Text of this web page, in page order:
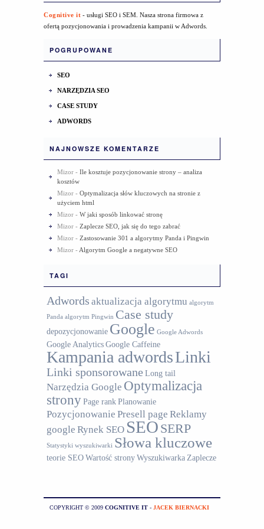
Cognitive it - usługi SEO i SEM. Nasza strona firmowa z
ofertą pozycjonowania i prowadzenia kampanii w Adwords.
POGRUPOWANE
SEO
NARZĘDZIA SEO
CASE STUDY
ADWORDS
NAJNOWSZE KOMENTARZE
Mizor - Ile kosztuje pozycjonowanie strony – analiza
kosztów
Mizor - Optymalizacja słów kluczowych na stronie z
użyciem html
Mizor - W jaki sposób linkować stronę
Mizor - Zaplecze SEO, jak się do tego zabrać
Mizor - Zastosowanie 301 a algorytmy Panda i Pingwin
Mizor - Algorytm Google a negatywne SEO
TAGI
Adwords aktualizacja algorytmu algorytm
Panda algorytm Pingwin Case study
depozycjonowanie Google Google Adwords
Google AnalyticsGoogle Caffeine
Kampania adwordsLinki
Linki sponsorowane Long tail
Narzędzia Google Optymalizacja
stronyPage rankPlanowanie
Pozycjonowanie Presell page Reklamy
google Rynek SEO SEO SERP
Statystyki wyszukiwarki Słowa kluczowe
teorie SEOWartość stronyWyszukiwarka Zaplecze
COPYRIGHT © 2009 COGNITIVE IT - JACEK BIERNACKI